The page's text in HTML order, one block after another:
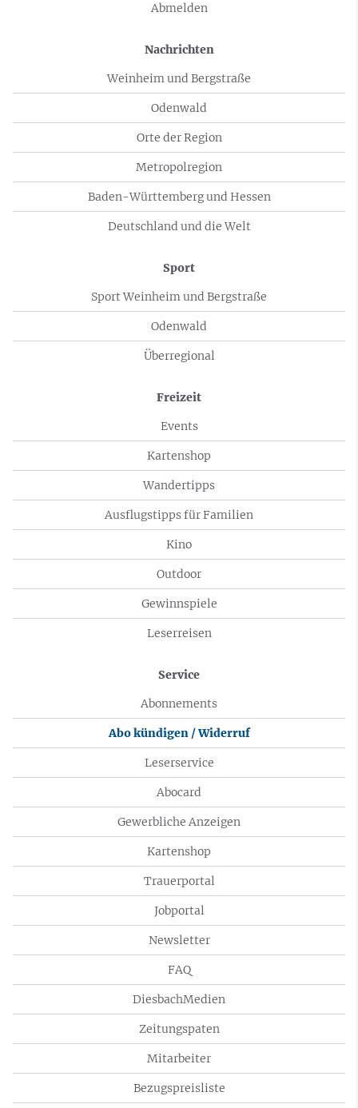
Abmelden
Nachrichten
Weinheim und Bergstraße
Odenwald
Orte der Region
Metropolregion
Baden-Württemberg und Hessen
Deutschland und die Welt
Sport
Sport Weinheim und Bergstraße
Odenwald
Überregional
Freizeit
Events
Kartenshop
Wandertipps
Ausflugstipps für Familien
Kino
Outdoor
Gewinnspiele
Leserreisen
Service
Abonnements
Abo kündigen / Widerruf
Leserservice
Abocard
Gewerbliche Anzeigen
Kartenshop
Trauerportal
Jobportal
Newsletter
FAQ
DiesbachMedien
Zeitungspaten
Mitarbeiter
Bezugspreisliste